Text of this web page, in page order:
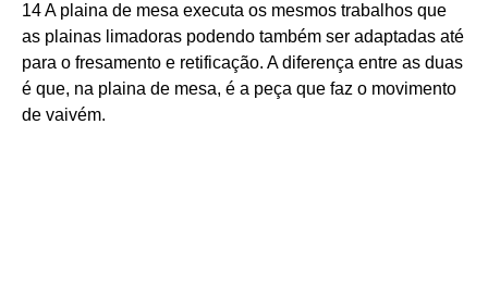
14 A plaina de mesa executa os mesmos trabalhos que
as plainas limadoras podendo também ser adaptadas até
para o fresamento e retificação. A diferença entre as duas
é que, na plaina de mesa, é a peça que faz o movimento
de vaivém.